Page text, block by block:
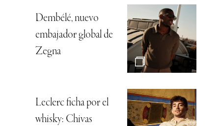
Dembélé, nuevo
embajador global de
Zegna
Leclerc ficha por el
whisky: Chivas